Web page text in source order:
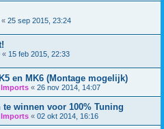
« 25 sep 2015, 23:24
« 15 feb 2015, 22:33
en MK6 (Montage mogelijk)
« 26 nov 2014, 14:07
winnen voor 100% Tuning
« 02 okt 2014, 16:16